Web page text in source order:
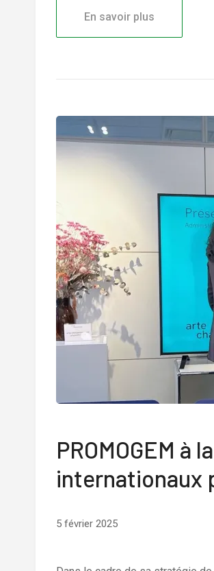
En savoir plus
PROMOGEM
internationaux
5 février 2025